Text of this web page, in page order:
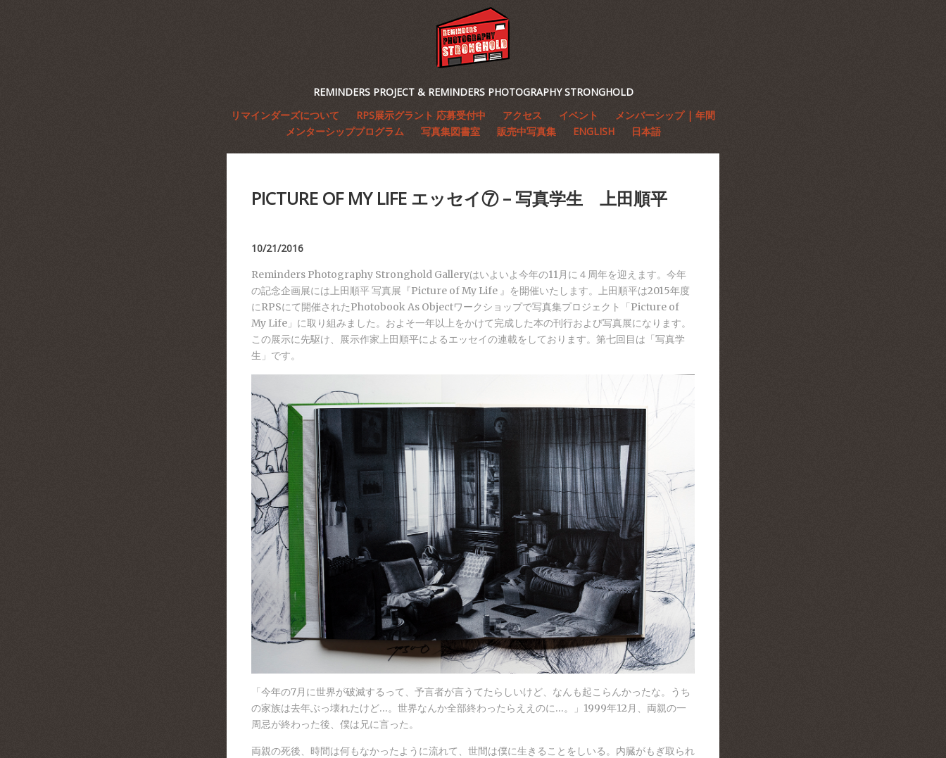
REMINDERS PROJECT & REMINDERS PHOTOGRAPHY STRONGHOLD
リマインダーズについて
RPS展示グラント 応募受付中 アクセス イベント
メンバーシップ | 年間
メンターシッププログラム
写真集図書室 販売中写真集 ENGLISH 日本語
PICTURE OF MY LIFE エッセイ⑦ – 写真学生 上田順平
10/21/2016
Reminders Photography Stronghold Galleryはいよいよ今年の11月に４周年を迎えます。今年
の記念企画展には上田順平 写真展『Picture of My Life 』を開催いたします。上田順平は2015年度
にRPSにて開催されたPhotobook As Objectワークショップで写真集プロジェクト「Picture of
My Life」に取り組みました。およそ一年以上をかけて完成した本の刊行および写真展になります。
この展示に先駆け、展示作家上田順平によるエッセイの連載をしております。第七回目は「写真学
生」です。
「今年の7月に世界が破滅するって、予言者が言うてたらしいけど、なんも起こらんかったな。うち
の家族は去年ぶっ壊れたけど…。世界なんか全部終わったらええのに…。」1999年12月、両親の一
周忌が終わった後、僕は兄に言った。
両親の死後、時間は何もなかったように流れて、世間は僕に生きることをしいる。内臓がもぎ取られ